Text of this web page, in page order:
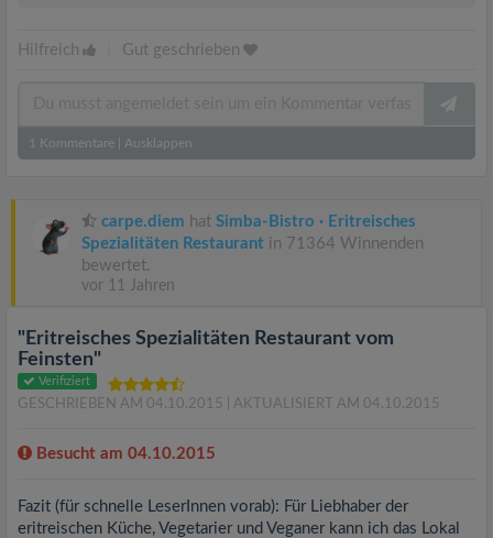
Hilfreich Gut geschrieben
1 Kommentare Ausklappen
carpe.diem hat Simba-Bistro · Eritreisches
Spezialitäten Restaurant in 71364 Winnenden
bewertet.
vor 11 Jahren
"Eritreisches Spezialitäten Restaurant vom
Feinsten"
Verifiziert
GESCHRIEBEN AM 04.10.2015 | AKTUALISIERT AM 04.10.2015
Besucht am 04.10.2015
Fazit (für schnelle LeserInnen vorab): Für Liebhaber der
eritreischen Küche, Vegetarier und Veganer kann ich das Lokal